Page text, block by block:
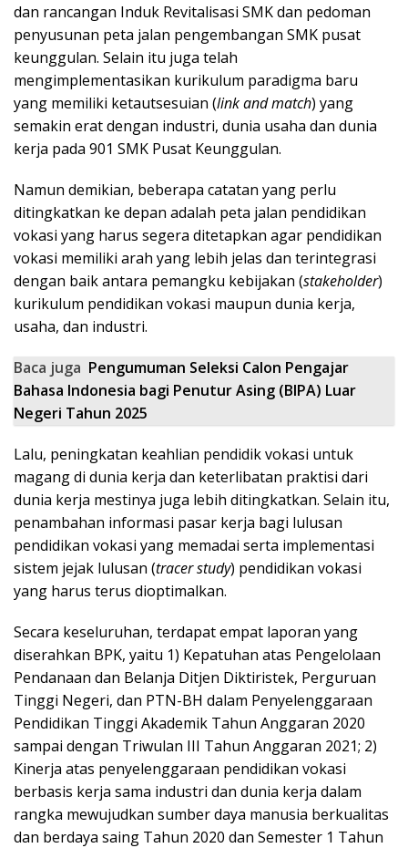
dan rancangan Induk Revitalisasi SMK dan pedoman
penyusunan peta jalan pengembangan SMK pusat
keunggulan. Selain itu juga telah
mengimplementasikan kurikulum paradigma baru
yang memiliki ketautsesuian (link and match) yang
semakin erat dengan industri, dunia usaha dan dunia
kerja pada 901 SMK Pusat Keunggulan.
Namun demikian, beberapa catatan yang perlu
ditingkatkan ke depan adalah peta jalan pendidikan
vokasi yang harus segera ditetapkan agar pendidikan
vokasi memiliki arah yang lebih jelas dan terintegrasi
dengan baik antara pemangku kebijakan (stakeholder)
kurikulum pendidikan vokasi maupun dunia kerja,
usaha, dan industri.
Baca juga Pengumuman Seleksi Calon Pengajar
Bahasa Indonesia bagi Penutur Asing (BIPA) Luar
Negeri Tahun 2025
Lalu, peningkatan keahlian pendidik vokasi untuk
magang di dunia kerja dan keterlibatan praktisi dari
dunia kerja mestinya juga lebih ditingkatkan. Selain itu,
penambahan informasi pasar kerja bagi lulusan
pendidikan vokasi yang memadai serta implementasi
sistem jejak lulusan (tracer study) pendidikan vokasi
yang harus terus dioptimalkan.
Secara keseluruhan, terdapat empat laporan yang
diserahkan BPK, yaitu 1) Kepatuhan atas Pengelolaan
Pendanaan dan Belanja Ditjen Diktiristek, Perguruan
Tinggi Negeri, dan PTN-BH dalam Penyelenggaraan
Pendidikan Tinggi Akademik Tahun Anggaran 2020
sampai dengan Triwulan III Tahun Anggaran 2021; 2)
Kinerja atas penyelenggaraan pendidikan vokasi
berbasis kerja sama industri dan dunia kerja dalam
rangka mewujudkan sumber daya manusia berkualitas
dan berdaya saing Tahun 2020 dan Semester 1 Tahun